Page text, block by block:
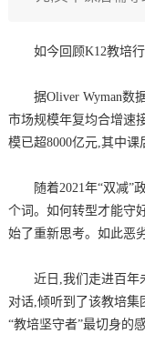
如今回顾K12教培
据Oliver Wyman数
市场规模年复均合增速
模已超8000亿元,其中课
随着2021年“双减”
个词。如何转型才能守
始了重新思考。如此恶
近日,我们走进百年
对话,倾听到了该教培集
“教培坚守者”最切身的感